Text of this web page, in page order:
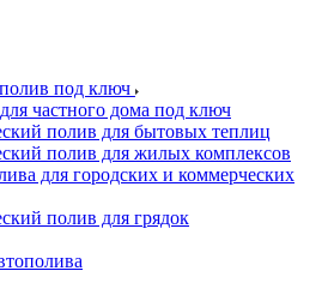
под ключ
частного дома под ключ
полив для бытовых теплиц
полив для жилых комплексов
для городских и коммерческих
полив для грядок